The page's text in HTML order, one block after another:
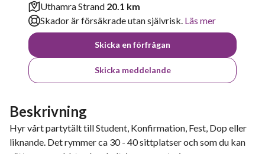
Uthamra Strand 20.1 km
Skador är försäkrade utan självrisk. Läs mer
Skicka en förfrågan
Skicka meddelande
Beskrivning
Hyr vårt partytält till Student, Konfirmation, Fest, Dop eller
liknande. Det rymmer ca 30 - 40 sittplatser och som du kan